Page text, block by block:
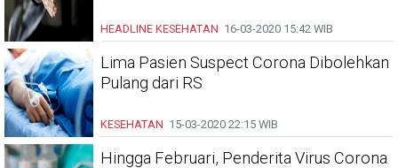
HEADLINE KESEHATAN 16-03-2020 15:42 WIB
Lima Pasien Suspect Corona Dibolehkan
Pulang dari RS
KESEHATAN 15-03-2020 22:15 WIB
Hingga Februari, Penderita Virus Corona